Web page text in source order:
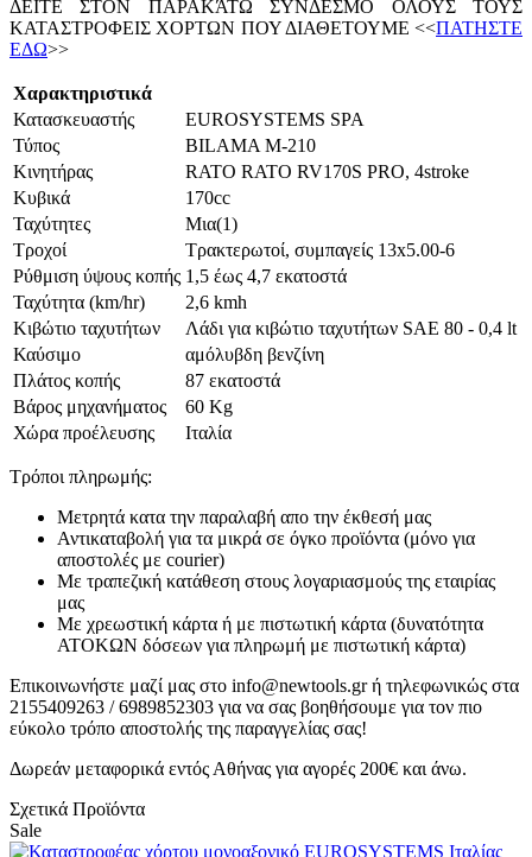
ΔΕΙΤΕ ΣΤΟΝ ΠΑΡΑΚΆΤΩ ΣΥΝΔΕΣΜΟ ΟΛΟΥΣ ΤΟΥΣ
ΚΑΤΑΣΤΡΟΦΕΙΣ ΧΟΡΤΩΝ ΠΟΥ ΔΙΑΘΕΤΟΥΜΕ <<ΠΑΤΗΣΤΕ
ΕΔΩ>>
Χαρακτηριστικά
Κατασκευαστής
EUROSYSTEMS SPA
Τύπος
BILAMA Μ-210
Κινητήρας
RATO RATO RV170S PRO, 4stroke
Κυβικά
170cc
Ταχύτητες
Μια(1)
Τροχοί
Τρακτερωτοί, συμπαγείς 13x5.00-6
Ρύθμιση ύψους κοπής 1,5 έως 4,7 εκατοστά
Ταχύτητα (km/hr)
2,6 kmh
Κιβώτιο ταχυτήτων
Λάδι για κιβώτιο ταχυτήτων SAE 80 - 0,4 lt
Καύσιμο
αμόλυβδη βενζίνη
Πλάτος κοπής
87 εκατοστά
Βάρος μηχανήματος
60 Kg
Χώρα προέλευσης
Ιταλία
Τρόποι πληρωμής:
Μετρητά κατα την παραλαβή απο την έκθεσή μας
Αντικαταβολή για τα μικρά σε όγκο προϊόντα (μόνο για
αποστολές με courier)
Με τραπεζική κατάθεση στους λογαριασμούς της εταιρίας
μας
Με χρεωστική κάρτα ή με πιστωτική κάρτα (δυνατότητα
ΑΤΟΚΩΝ δόσεων για πληρωμή με πιστωτική κάρτα)
Επικοινωνήστε μαζί μας στο info@newtools.gr ή τηλεφωνικώς στα
2155409263 / 6989852303 για να σας βοηθήσουμε για τον πιο
εύκολο τρόπο αποστολής της παραγγελίας σας!
Δωρεάν μεταφορικά εντός Αθήνας για αγορές 200€ και άνω.
Σχετικά Προϊόντα
Sale